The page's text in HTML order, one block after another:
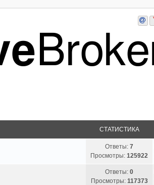
СТАТИСТИКА
Ответы: 7
Просмотры: 125922
Ответы: 0
Просмотры: 117373